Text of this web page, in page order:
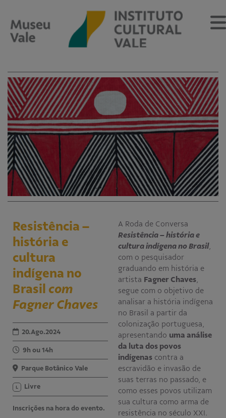
Sobre
O Museu
Museu Vale Extramuros
Sobre o Instituto Cultural Vale
Estrutura Organizacional
Centro de Memória
Programação
Educativo
Programa Aprendiz
Workshops
Publicações
Editais
Fale conosco
Resistência –
história e
cultura
indígena no
Brasil com
Fagner Chaves
20.Ago.2024
9h ou 14h
Parque Botânico Vale
L Livre
Inscrições na hora do evento.
A Roda de Conversa
Resistência – história e
cultura indígena no Brasil,
com o pesquisador
graduando em história e
artista Fagner Chaves,
segue com o objetivo de
analisar a história indígena
no Brasil a partir da
colonização portuguesa,
apresentando uma análise
da luta dos povos
indígenas contra a
escravidão e invasão de
suas terras no passado, e
como esses povos utilizam
sua cultura como arma de
resistência no século XXI.